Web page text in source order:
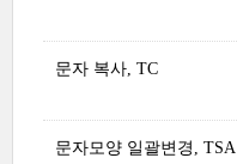
문자 복사, TC
문자모양 일괄변경, TSA